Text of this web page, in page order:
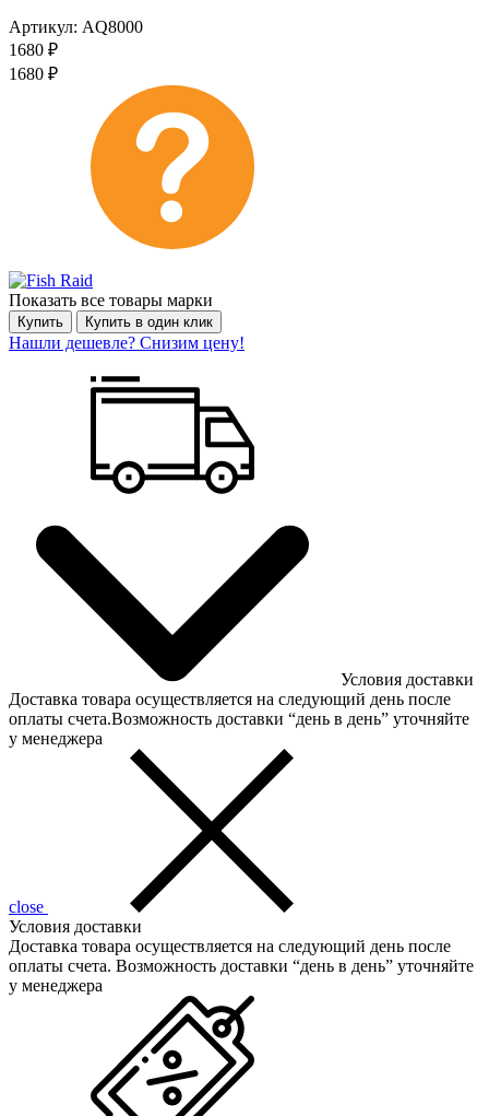
Артикул: AQ8000
1680 ₽
1680 ₽
Показать все товары марки
Купить Купить в один клик
Нашли дешевле? Снизим цену!
Условия доставки
Доставка товара осуществляется на следующий день после
оплаты счета.Возможность доставки “день в день” уточняйте
у менеджера
close
Условия доставки
Доставка товара осуществляется на следующий день после
оплаты счета. Возможность доставки “день в день” уточняйте
у менеджера